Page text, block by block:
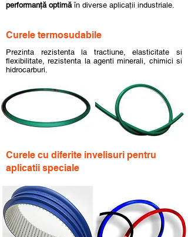
performanță optimăîn diverse aplicații industriale.
Curele termosudabile
Prezinta rezistenta la tractiune, elasticitate si
flexibilitate, rezistenta la agenti minerali, chimici si
hidrocarburi.
Curele cu diferite invelisuri pentru
aplicatii speciale